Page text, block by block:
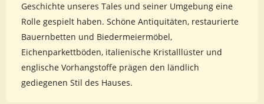
Geschichte unseres Tales und seiner Umgebung eine
Rolle gespielt haben. Schöne Antiquitäten, restaurierte
Bauernbetten und Biedermeiermöbel,
Eichenparkettböden, italienische Kristalllüster und
englische Vorhangstoffe prägen den ländlich
gediegenen Stil des Hauses.